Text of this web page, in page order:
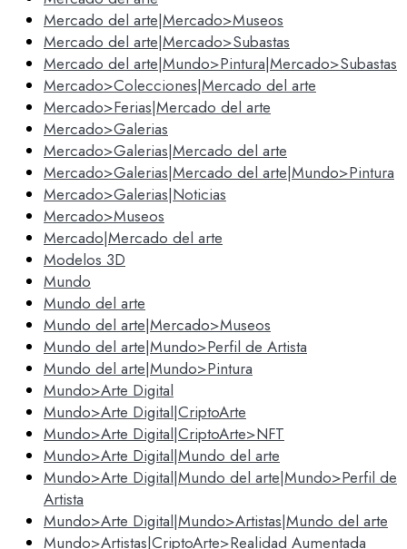
Mercado del arte|Mercado>Museos
Mercado del arte|Mercado>Subastas
Mercado del arte|Mundo>Pintura|Mercado>Subastas
Mercado>Colecciones|Mercado del arte
Mercado>Ferias|Mercado del arte
Mercado>Galerias
Mercado>Galerias|Mercado del arte
Mercado>Galerias|Mercado del arte|Mundo>Pintura
Mercado>Galerias|Noticias
Mercado>Museos
Mercado|Mercado del arte
Modelos 3D
Mundo
Mundo del arte
Mundo del arte|Mercado>Museos
Mundo del arte|Mundo>Perfil de Artista
Mundo del arte|Mundo>Pintura
Mundo>Arte Digital
Mundo>Arte Digital|CriptoArte
Mundo>Arte Digital|CriptoArte>NFT
Mundo>Arte Digital|Mundo del arte
Mundo>Arte Digital|Mundo del arte|Mundo>Perfil de
Artista
Mundo>Arte Digital|Mundo>Artistas|Mundo del arte
Mundo>Artistas|CriptoArte>Realidad Aumentada